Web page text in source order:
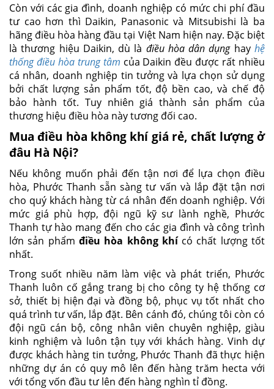
Còn với các gia đình, doanh nghiệp có mức chi phí đầu
tư cao hơn thì Daikin, Panasonic và Mitsubishi là ba
hãng điều hòa hàng đầu tại Việt Nam hiện nay. Đặc biệt
là thương hiệu Daikin, dù là điều hòa dân dụnghayhệ
thống điều hòa trung tâm của Daikin đều được rất nhiều
cá nhân, doanh nghiệp tin tưởng và lựa chọn sử dụng
bởi chất lượng sản phẩm tốt, độ bền cao, và chế độ
bảo hành tốt. Tuy nhiên giá thành sản phẩm của
thương hiệu điều hòa này tương đối cao.
Mua điều hòa không khí giá rẻ, chất lượng ở
đâu Hà Nội?
Nếu không muốn phải đến tận nơi để lựa chọn điều
hòa, Phước Thanh sẵn sàng tư vấn và lắp đặt tận nơi
cho quý khách hàng từ cá nhân đến doanh nghiệp. Với
mức giá phù hợp, đội ngũ kỹ sư lành nghề, Phước
Thanh tự hào mang đến cho các gia đình và công trình
lớn sản phẩm điều hòa không khícó chất lượng tốt
nhất.
Trong suốt nhiều năm làm việc và phát triển, Phước
Thanh luôn cố gắng trang bị cho công ty hệ thống cơ
sở, thiết bị hiện đại và đồng bộ, phục vụ tốt nhất cho
quá trình tư vấn, lắp đặt. Bên cánh đó, chúng tôi còn có
đội ngũ cán bộ, công nhân viên chuyên nghiệp, giàu
kinh nghiệm và luôn tận tụy với khách hàng. Vinh dự
được khách hàng tin tưởng, Phước Thanh đã thực hiện
những dự án có quy mô lên đến hàng trăm hecta với
với tổng vốn đầu tư lên đến hàng nghìn tỉ đồng.